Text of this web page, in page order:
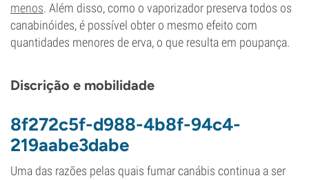
menos. Além disso, como o vaporizador preserva todos os
canabinóides, é possível obter o mesmo efeito com
quantidades menores de erva, o que resulta em poupança.
Discrição e mobilidade
8f272c5f-d988-4b8f-94c4-
219aabe3dabe
Uma das razões pelas quais fumar canábis continua a ser